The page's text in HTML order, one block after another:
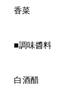
香菜
■調味醬料
白酒醋 ：